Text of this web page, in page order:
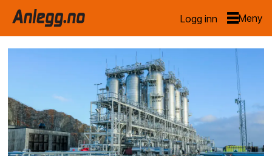
Logg inn